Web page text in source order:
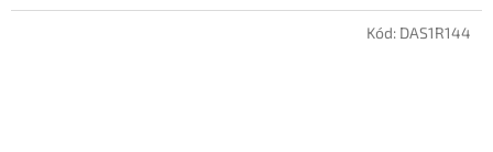
Kód: DAS1R144